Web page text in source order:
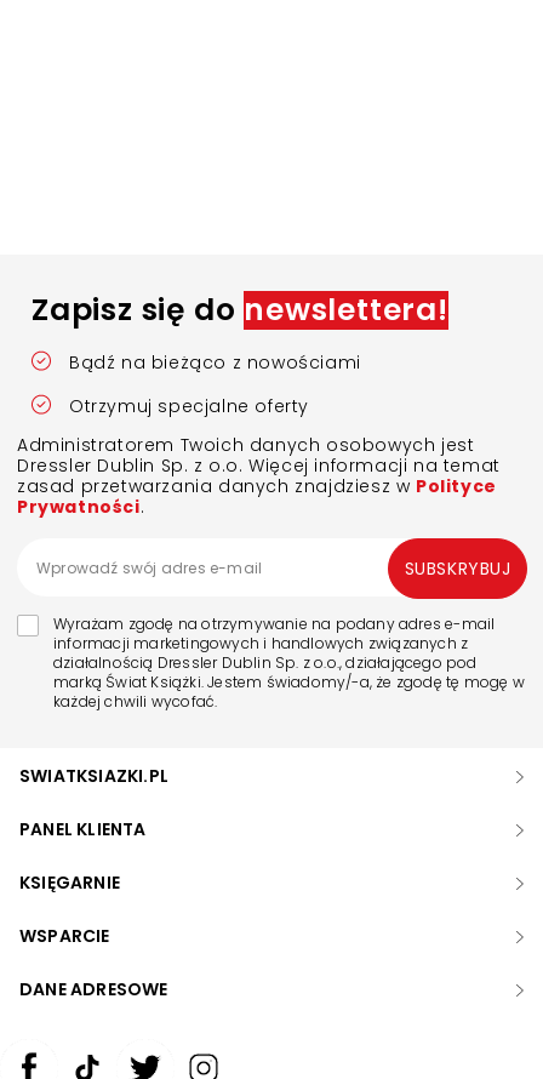
Zapisz się do newslettera!
Bądź na bieżąco z nowościami
Otrzymuj specjalne oferty
Administratorem Twoich danych osobowych jest
Dressler Dublin Sp. z o.o. Więcej informacji na temat
zasad przetwarzania danych znajdziesz w Polityce
Prywatności.
Wyrażam zgodę na otrzymywanie na podany adres e-mail
informacji marketingowych i handlowych związanych z
działalnością Dressler Dublin Sp. z o.o., działającego pod
marką Świat Książki. Jestem świadomy/-a, że zgodę tę mogę w
każdej chwili wycofać.
SUBSKRYBUJ
SWIATKSIAZKI.PL
PANEL KLIENTA
KSIĘGARNIE
WSPARCIE
DANE ADRESOWE
Zwiększ rozmiar czcionki